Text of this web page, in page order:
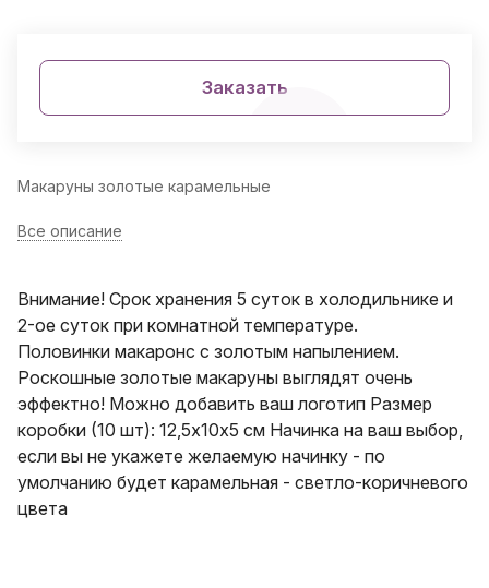
Заказать
Макаруны золотые карамельные
Все описание
Внимание! Срок хранения 5 суток в холодильнике и
2-ое суток при комнатной температуре.
Половинки макаронс с золотым напылением.
Роскошные золотые макаруны выглядят очень
эффектно! Можно добавить ваш логотип Размер
коробки (10 шт): 12,5х10х5 см Начинка на ваш выбор,
если вы не укажете желаемую начинку - по
умолчанию будет карамельная - светло-коричневого
цвета